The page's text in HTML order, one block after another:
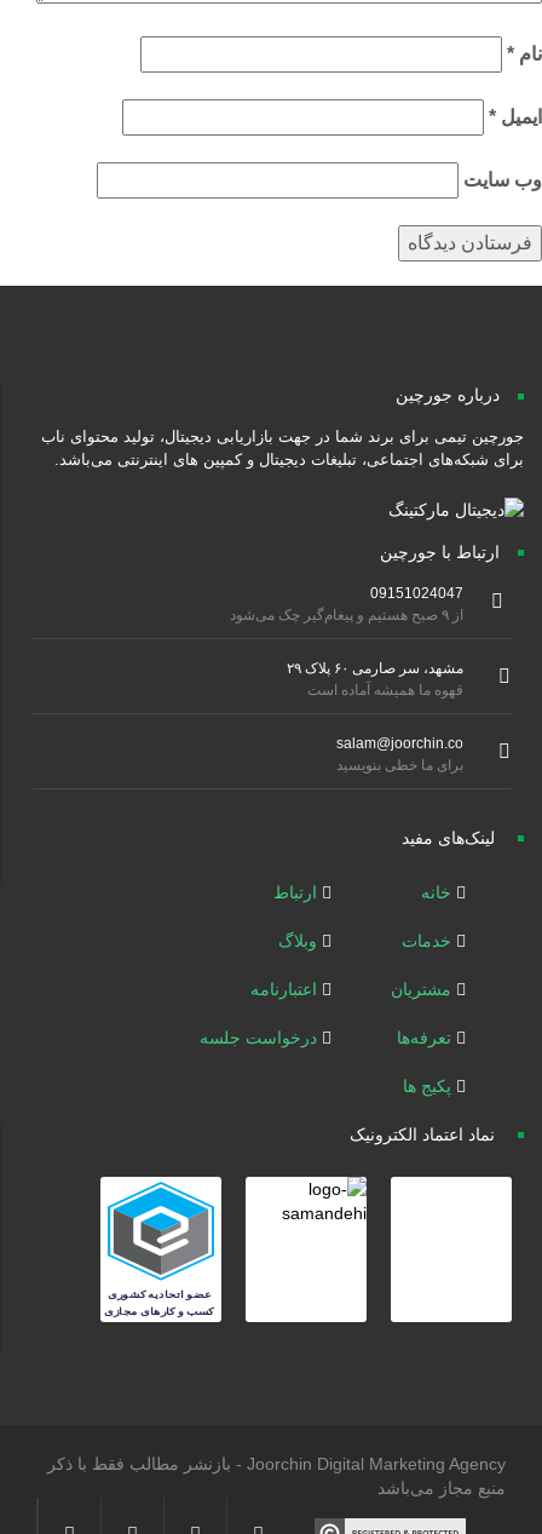
*
*
سایت
درباره جورچین
جورچین تیمی برای برند شما در جهت بازاریابی دیجیتال، تولید محتوای ناب
برای شبکه‌های اجتماعی، تبلیغات دیجیتال و کمپین های اینترنتی می‌باشد.
ارتباط با جورچین
09151024047
مشهد، سر صارمی ۶۰ پلاک ۲۹
قهوه ما همیشه آماده است
salam@joorchin.co
برای ما خطی بنویسید
لینک‌های مفید
خانه
خدمات
مشتریان
تعرفه‌ها
پکیج ها
ارتباط
وبلاگ
اعتبارنامه
درخواست جلسه
نماد اعتماد الکترونیک
Joorchin Digital Marketing Agency - بازنشر مطالب فقط با ذکر
منبع مجاز می‌باشد